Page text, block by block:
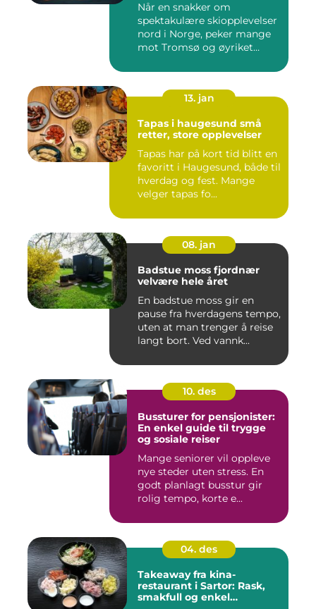
Når en snakker om
spektakulære skiopplevelser
nord i Norge, peker mange
mot Tromsø og øyriket
13. jan
Tapas i haugesund små
retter, store opplevelser
Tapas har på kort tid blitt en
favoritt i Haugesund, både til
hverdag og fest. Mange
velger tapas fo...
08. jan
Badstue moss fjordnær
velvære hele året
En badstue moss gir en
pause fra hverdagens tempo,
uten at man trenger å reise
langt bort. Ved vannk...
10. des
Bussturer for pensjonister:
En enkel guide til trygge
og sosiale reiser
Mange seniorer vil oppleve
nye steder uten stress. En
godt planlagt busstur gir
rolig tempo, korte e...
04. des
Takeaway fra kina-
restaurant i Sartor: Rask,
smakfull og enkel